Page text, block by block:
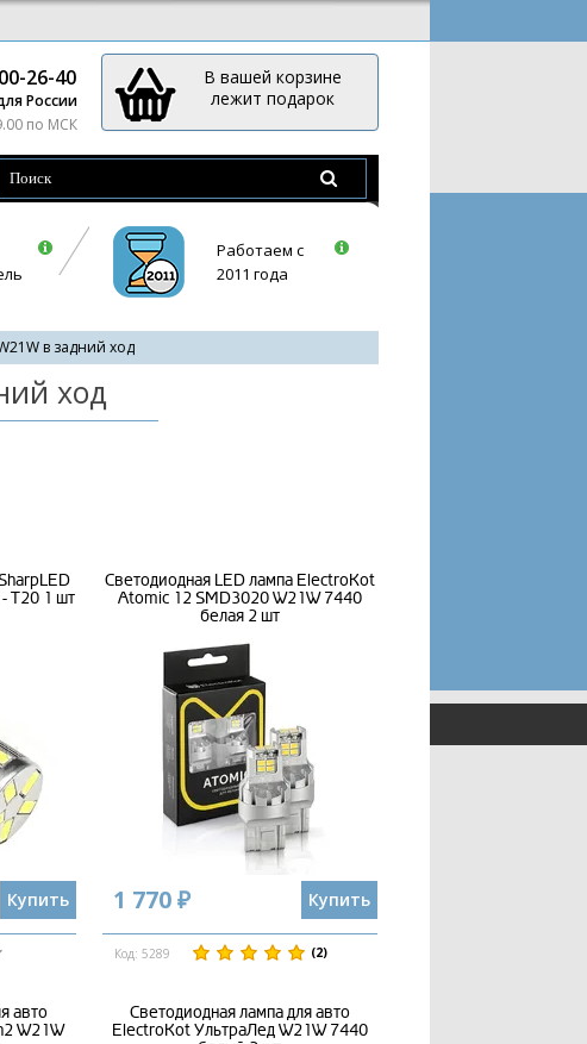
26-40
России
по МСК
В вашей корзине
лежит подарок
Работаем с
2011 года
в задний ход
ход
Т20 1 шт
Купить
Светодиодная LED лампа ElectroKot
Atomic 12 SMD3020 W21W 7440
белая 2 шт
1 770 ₽ Купить
Код: 5289 (2)
авто
W21W
Светодиодная лампа для авто
ElectroKot УльтраЛед W21W 7440